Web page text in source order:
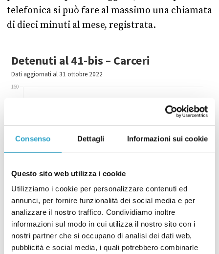
Consenso Dettagli Informazioni sui cookie
Questo sito web utilizza i cookie
Utilizziamo i cookie per personalizzare contenuti ed
annunci, per fornire funzionalità dei social media e per
analizzare il nostro traffico. Condividiamo inoltre
informazioni sul modo in cui utilizza il nostro sito con i
nostri partner che si occupano di analisi dei dati web,
pubblicità e social media, i quali potrebbero combinarle
telefonica si può fare al massimo una chiamata
di dieci minuti al mese, registrata.